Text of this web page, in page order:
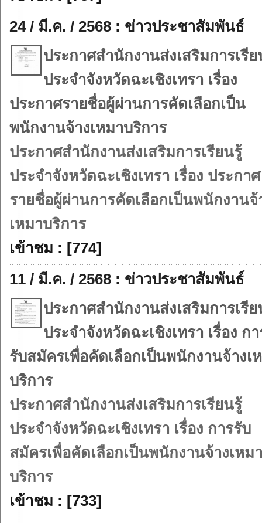
24 / มี.ค. / 2568 : ข่าวประชาสัมพันธ์
ประกาศสำนักงานส่งเสริมการเรีย
ประจำจังหวัดฉะเชิงเทรา เรื่อง
ประกาศรายชื่อผู้ผ่านการคัดเลือกเป็น
พนักงานจ้างเหมาบริการ
ประกาศสำนักงานส่งเสริมการเรียนรู้
ประจำจังหวัดฉะเชิงเทรา เรื่อง ประกาศ
รายชื่อผู้ผ่านการคัดเลือกเป็นพนักงานจ้
เหมาบริการ
เข้าชม : [774]
11 / มี.ค. / 2568 : ข่าวประชาสัมพันธ์
ประกาศสำนักงานส่งเสริมการเรีย
ประจำจังหวัดฉะเชิงเทรา เรื่อง กา
รับสมัครเพื่อคัดเลือกเป็นพนักงานจ้างเ
บริการ
ประกาศสำนักงานส่งเสริมการเรียนรู้
ประจำจังหวัดฉะเชิงเทรา เรื่อง การรับ
สมัครเพื่อคัดเลือกเป็นพนักงานจ้างเหมา
บริการ
เข้าชม : [733]